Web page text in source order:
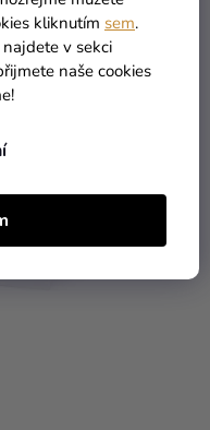
kliknutím sem.
v sekci
naše cookies